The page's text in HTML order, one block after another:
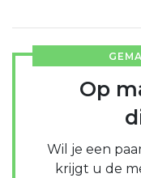
Op
Wil je een
krijgt u de